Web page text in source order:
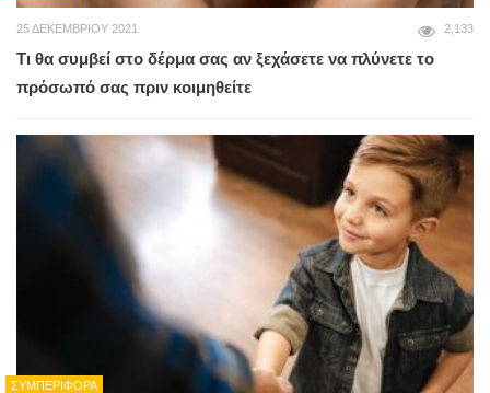
25 ΔΕΚΕΜΒΡΊΟΥ 2021 2,133
Τι θα συμβεί στο δέρμα σας αν ξεχάσετε να πλύνετε το
πρόσωπό σας πριν κοιμηθείτε
ΣΥΜΠΕΡΙΦΟΡΆ